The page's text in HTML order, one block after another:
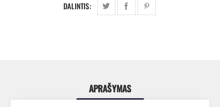
DALINTIS:
APRAŠYMAS